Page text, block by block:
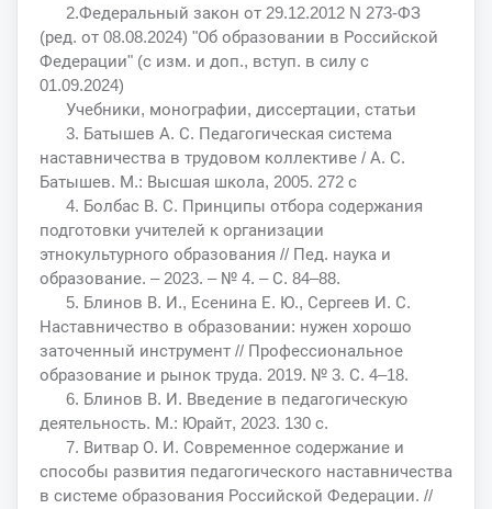
2.Федеральный закон от 29.12.2012 N 273-ФЗ
(ред. от 08.08.2024) "Об образовании в Российской
Федерации" (с изм. и доп., вступ. в силу с
01.09.2024)
Учебники, монографии, диссертации, статьи
3. Батышев А. С. Педагогическая система
наставничества в трудовом коллективе / А. С.
Батышев. М.: Высшая школа, 2005. 272 с
4. Болбас В. С. Принципы отбора содержания
подготовки учителей к организации
этнокультурного образования // Пед. наука и
образование. – 2023. – № 4. – С. 84–88.
5. Блинов В. И., Есенина Е. Ю., Сергеев И. С.
Наставничество в образовании: нужен хорошо
заточенный инструмент // Профессиональное
образование и рынок труда. 2019. № 3. С. 4–18.
6. Блинов В. И. Введение в педагогическую
деятельность. М.: Юрайт, 2023. 130 с.
7. Витвар О. И. Современное содержание и
способы развития педагогического наставничества
в системе образования Российской Федерации. //